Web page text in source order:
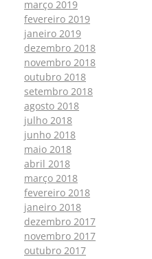
março 2019
fevereiro 2019
janeiro 2019
dezembro 2018
novembro 2018
outubro 2018
setembro 2018
agosto 2018
julho 2018
junho 2018
maio 2018
abril 2018
março 2018
fevereiro 2018
janeiro 2018
dezembro 2017
novembro 2017
outubro 2017